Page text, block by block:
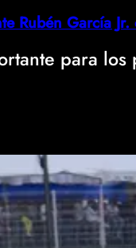
Rubén García
para